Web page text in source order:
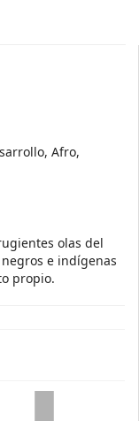
Afro,
olas del
e indígenas
propio.